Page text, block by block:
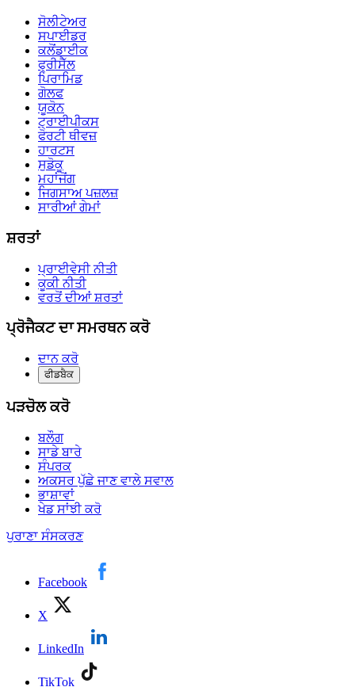
ਸੋਲੀਟੇਅਰ
ਸਪਾਈਡਰ
ਕਲੋਂਡਾਈਕ
ਫ੍ਰੀਸੈੱਲ
ਪਿਰਾਮਿਡ
ਗੋਲਫ
ਯੂਕੋਨ
ਟ੍ਰਾਈਪੀਕਸ
ਫੋਰਟੀ ਥੀਵਜ਼
ਹਾਰਟਸ
ਸੁਡੋਕੂ
ਮਹਾਂਜੋਂਗ
ਜਿਗਸਾਅ ਪਜ਼ਲਜ਼
ਸਾਰੀਆਂ ਗੇਮਾਂ
ਸ਼ਰਤਾਂ
ਪ੍ਰਾਈਵੇਸੀ ਨੀਤੀ
ਕੂਕੀ ਨੀਤੀ
ਵਰਤੋਂ ਦੀਆਂ ਸ਼ਰਤਾਂ
ਪ੍ਰੋਜੈਕਟ ਦਾ ਸਮਰਥਨ ਕਰੋ
ਦਾਨ ਕਰੋ
ਫੀਡਬੈਕ
ਪੜਚੋਲ ਕਰੋ
ਬਲੌਗ
ਸਾਡੇ ਬਾਰੇ
ਸੰਪਰਕ
ਅਕਸਰ ਪੁੱਛੇ ਜਾਣ ਵਾਲੇ ਸਵਾਲ
ਭਾਸ਼ਾਵਾਂ
ਖੇਡ ਸਾਂਝੀ ਕਰੋ
ਪੁਰਾਣਾ ਸੰਸਕਰਣ
Facebook
X
LinkedIn
TikTok